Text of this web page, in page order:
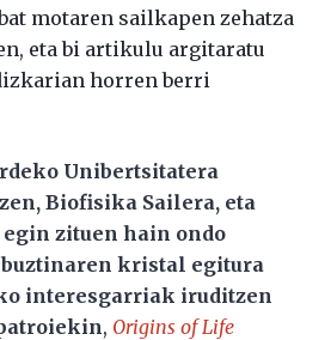
motaren sailkapen zehatza
eta bi artikulu argitaratu
horren berri
Unibertsitatera
Biofisika Sailera, eta
zituen hain ondo
buztinaren kristal egitura
interesgarriak iruditzen
, Origins of Life